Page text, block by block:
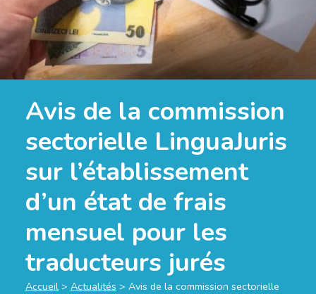
Avis de la commission
sectorielle LinguaJuris
sur l’établissement
d’un état de frais
mensuel pour les
traducteurs jurés
Accueil > Actualités > Avis de la commission sectorielle